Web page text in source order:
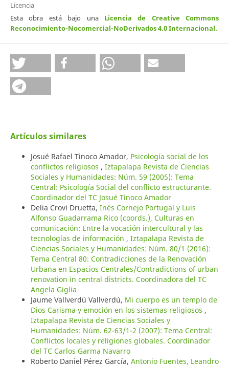
Licencia
Esta obra está bajo una Licencia de Creative Commons
Reconocimiento-Nocomercial-NoDerivados 4.0 Internacional.
Artículos similares
Josué Rafael Tinoco Amador, Psicología social de los
conflictos religiosos , Iztapalapa Revista de Ciencias
Sociales y Humanidades: Núm. 59 (2005): Tema
Central: Psicología Social del conflicto estructurante.
Coordinador del TC Josué Tinoco Amador
Delia Crovi Druetta, Inés Cornejo Portugal y Luis
Alfonso Guadarrama Rico (coords.), Culturas en
comunicación: Entre la vocación intercultural y las
tecnologías de información , Iztapalapa Revista de
Ciencias Sociales y Humanidades: Núm. 80/1 (2016):
Tema Central 80: Contradicciones de la Renovación
Urbana en Espacios Centrales/Contradictions of urban
renovation in central districts. Coordinadora del TC
Angela Giglia
Jaume Vallverdú Vallverdú, Mi cuerpo es un templo de
Dios Carisma y emoción en los sistemas religiosos ,
Iztapalapa Revista de Ciencias Sociales y
Humanidades: Núm. 62-63/1-2 (2007): Tema Central:
Conflictos locales y religiones globales. Coordinador
del TC Carlos Garma Navarro
Roberto Daniel Pérez García, Antonio Fuentes, Leandro